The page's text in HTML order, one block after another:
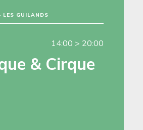
LES GUILANDS
14:00 > 20:00
& Cirque